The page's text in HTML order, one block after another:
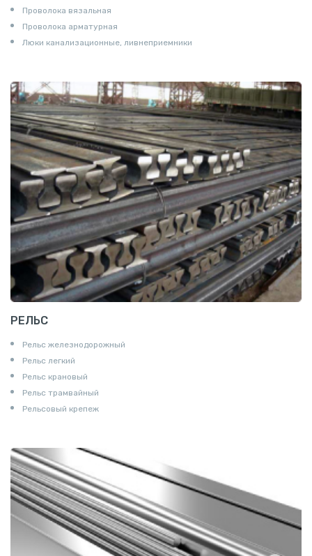
Проволока вязальная
Проволока арматурная
Люки канализационные, ливнеприемники
РЕЛЬС
Рельс железнодорожный
Рельс легкий
Рельс крановый
Рельс трамвайный
Рельсовый крепеж